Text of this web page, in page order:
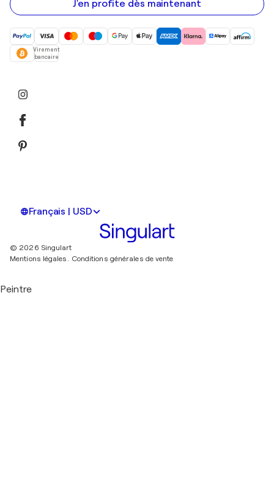
mail
J'en profite dès maintenant
Virement
bancaire
Français | USD
© 2026 Singulart
Mentions légales. Conditions générales de vente
Peintre